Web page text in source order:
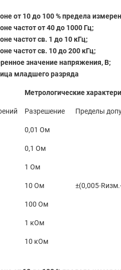
от 10 до 100 % предела
частот от 40 до 1000 Гц;
частот св. 1 до 10 кГц;
частот св. 10 до 200 кГц;
значение напряжения, В;
младшего разряда
Метрологические
Разрешение Пределы
0,01 Ом
0,1 Ом
1 Ом
10 Ом
100 Ом
1 кОм
10 кОм